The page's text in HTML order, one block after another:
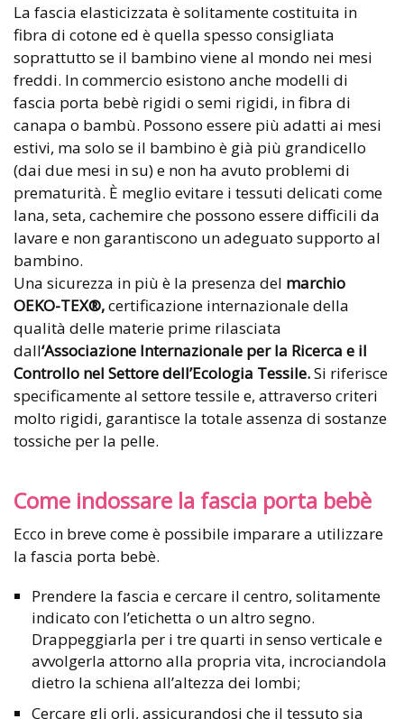
La fascia elasticizzata è solitamente costituita in
fibra di cotone ed è quella spesso consigliata
soprattutto se il bambino viene al mondo nei mesi
freddi. In commercio esistono anche modelli di
fascia porta bebè rigidi o semi rigidi, in fibra di
canapa o bambù. Possono essere più adatti ai mesi
estivi, ma solo se il bambino è già più grandicello
(dai due mesi in su) e non ha avuto problemi di
prematurità. È meglio evitare i tessuti delicati come
lana, seta, cachemire che possono essere difficili da
lavare e non garantiscono un adeguato supporto al
bambino.
Una sicurezza in più è la presenza del marchio
OEKO-TEX®,certificazione internazionale della
qualità delle materie prime rilasciata
dall‘Associazione Internazionale per la Ricerca e il
Controllo nel Settore dell’Ecologia Tessile.Si riferisce
specificamente al settore tessile e, attraverso criteri
molto rigidi, garantisce la totale assenza di sostanze
tossiche per la pelle.
Come indossare la fascia porta bebè
Ecco in breve come è possibile imparare a utilizzare
la fascia porta bebè.
Prendere la fascia e cercare il centro, solitamente
indicato con l’etichetta o un altro segno.
Drappeggiarla per i tre quarti in senso verticale e
avvolgerla attorno alla propria vita, incrociandola
dietro la schiena all’altezza dei lombi;
Cercare gli orli, assicurandosi che il tessuto sia